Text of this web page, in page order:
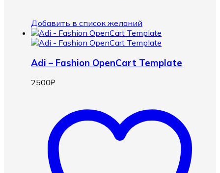
Добавить в список желаний
Adi – Fashion OpenCart Template
2500₽